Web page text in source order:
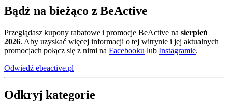
Bądź na bieżąco z BeActive
Przeglądasz kupony rabatowe i promocje BeActive na sierpień
2026. Aby uzyskać więcej informacji o tej witrynie i jej aktualnych
promocjach połącz się z nimi na Facebooku lub Instagramie.
Odwiedź ebeactive.pl
Odkryj kategorie